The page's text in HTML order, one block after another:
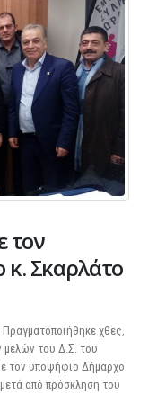
τον
Σκαρλάτο
χθες,
μελών του Δ.Σ. του
τον υποψήφιο Δήμαρχο
από πρόσκληση του